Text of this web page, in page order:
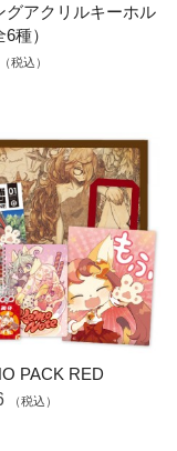
グアクリルキーホル
種）
（税込）
PACK RED
（税込）